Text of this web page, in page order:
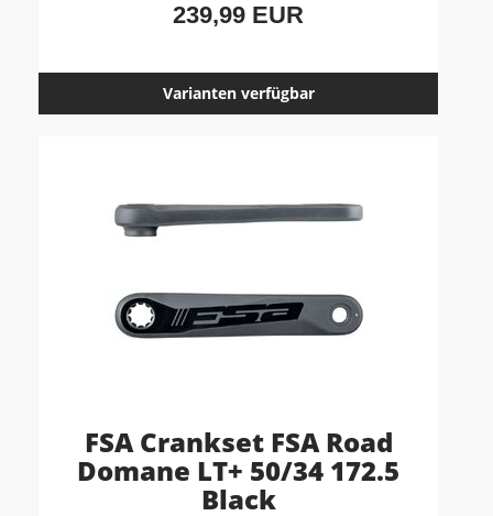
239,99 EUR
Varianten verfügbar
FSA Crankset FSA Road
Domane LT+ 50/34 172.5
Black